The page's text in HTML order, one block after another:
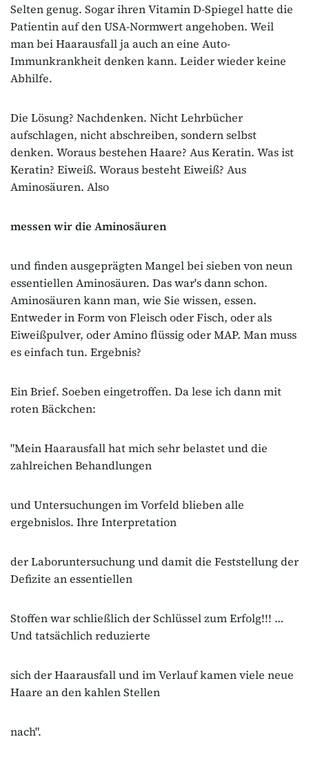
Selten genug. Sogar ihren Vitamin D-Spiegel hatte die
Patientin auf den USA-Normwert angehoben. Weil
man bei Haarausfall ja auch an eine Auto-
Immunkrankheit denken kann. Leider wieder keine
Abhilfe.
Die Lösung? Nachdenken. Nicht Lehrbücher
aufschlagen, nicht abschreiben, sondern selbst
denken. Woraus bestehen Haare? Aus Keratin. Was ist
Keratin? Eiweiß. Woraus besteht Eiweiß? Aus
Aminosäuren. Also
messen wir die Aminosäuren
und finden ausgeprägten Mangel bei sieben von neun
essentiellen Aminosäuren. Das war's dann schon.
Aminosäuren kann man, wie Sie wissen, essen.
Entweder in Form von Fleisch oder Fisch, oder als
Eiweißpulver, oder Amino flüssig oder MAP. Man muss
es einfach tun. Ergebnis?
Ein Brief. Soeben eingetroffen. Da lese ich dann mit
roten Bäckchen:
"Mein Haarausfall hat mich sehr belastet und die
zahlreichen Behandlungen
und Untersuchungen im Vorfeld blieben alle
ergebnislos. Ihre Interpretation
der Laboruntersuchung und damit die Feststellung der
Defizite an essentiellen
Stoffen war schließlich der Schlüssel zum Erfolg!!! …
Und tatsächlich reduzierte
sich der Haarausfall und im Verlauf kamen viele neue
Haare an den kahlen Stellen
nach".